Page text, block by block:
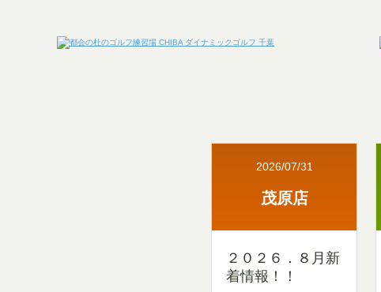
茂原店
2026/07/31
２０２６．８月新
着情報！！